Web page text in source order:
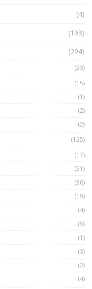
cuộc chiến | Phổ cập
(4)
(193)
(294)
(23)
(15)
(1)
(2)
(2)
(125)
(17)
(51)
(36)
(19)
(4)
(9)
(1)
(3)
(2)
(4)